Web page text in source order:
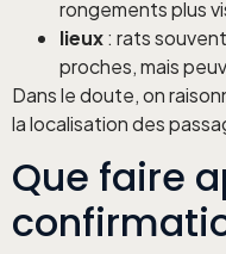
rongements plus
lieux: rats
proches, mais
Dans le doute, on
la localisation des
Que faire